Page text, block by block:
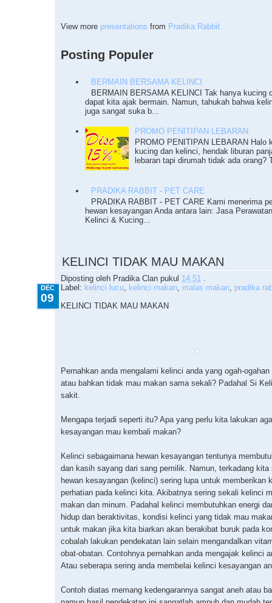
View more presentations from Pradika Rabbit
Posting Populer
BERMAIN BERSAMA KELINCI
BERMAIN BERSAMA KELINCI Tak hanya kucing
dapat kita ajak bermain. Namun, tahukah bahwa
juga sangat suka b...
PROMO PENITIPAN LEBARAN
PROMO PENITIPAN LEBARAN Halo
kucing dan kelinci, hendak liburan
lebaran tapi dirumah tidak ada orang?
PRADIKA RABBIT - PET CARE
PRADIKA RABBIT - PET CARE Kami menerima
hewan kesayangan Anda antara lain: Jasa
Kelinci & Kucing...
KELINCI TIDAK MAU MAKAN
Diposting oleh Pradika Clan pukul 14.51 .
DEC
09
Label: kelinci lucu, kelinci makan, malas makan, pradika
KELINCI TIDAK MAU MAKAN
Pernahkan anda mengalami kelinci anda yang ogah-
atau bahkan tidak mau makan sama sekali? Padahal Si
sakit.
Mengapa terjadi seperti itu? Apa yang perlu kita lakukan
kesayangan mau kembali makan?
Kelinci sebagaimana hewan kesayangan tentunya
dan kasih sayang dari sang pemilik. Namun, terkadang kita
hewan kesayangan (kelinci) sering lupa untuk memberikan
perhatian pada kelinci kita. Akibatnya sering sekali kelinci
makan dan minum. Padahal kelinci membutuhkan energi
hidup dan beraktivitas, kondisi kelinci yang tidak mau
untuk makan jika kita biarkan akan berakibat buruk pada
cobalah lakukan pendekatan lain selain mengandalkan
obat-obatan. Contohnya pernahkan anda mengajak kelinci
Atau seberapa sering anda membelai kelinci kesayangan
Contoh diatas memang kedengarannya sangat aneh atau